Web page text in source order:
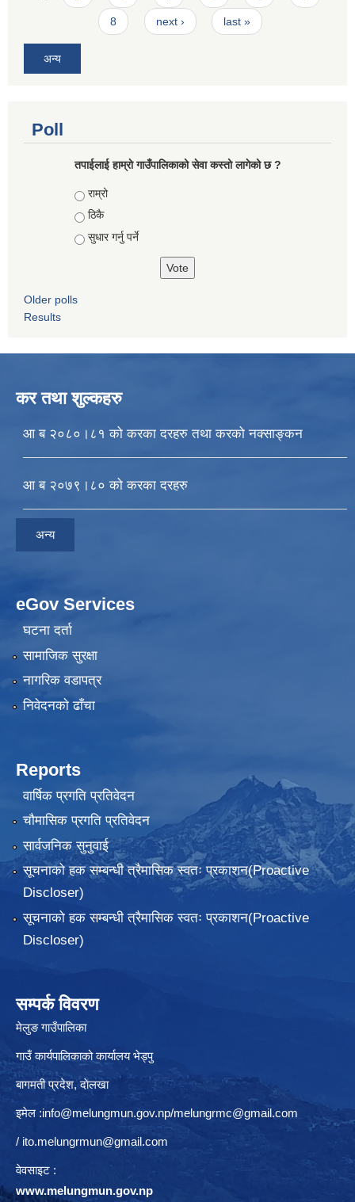
8 next › last »
अन्य
Poll
तपाईलाई हाम्राे गाउँपालिकाको सेवा कस्तो लागेको छ ?
Choices
राम्रो
ठिकै
सुधार गर्नु पर्ने
Older polls
Results
कर तथा शुल्कहरु
आ ब २०८०।८१ को करका दरहरु तथा करको नक्साङ्कन
आ ब २०७९।८० को करका दरहरु
अन्य
eGov Services
घटना दर्ता
सामाजिक सुरक्षा
नागरिक वडापत्र
निवेदनकाे ढाँचा
Reports
वार्षिक प्रगति प्रतिवेदन
चौमासिक प्रगति प्रतिवेदन
सार्वजनिक सुनुवाई
सूचनाको हक सम्बन्धी त्रैमासिक स्वतः प्रकाशन(Proactive
Discloser)
सूचनाको हक सम्बन्धी त्रैमासिक स्वतः प्रकाशन(Proactive
Discloser)
सम्पर्क विवरण
मेलुङ गाउँपालिका
गाउँ कार्यपालिकाको कार्यालय भेड्पु
बागमती प्रदेश, दाेलखा
इमेल :info@melungmun.gov.np/melungrmc@gmail.com
/ ito.melungrmun@gmail.com
वेवसाइट :
www.melungmun.gov.np